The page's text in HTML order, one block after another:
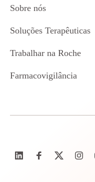
Sobre nós
Soluções Terapêuticas
Trabalhar na Roche
Farmacovigilância